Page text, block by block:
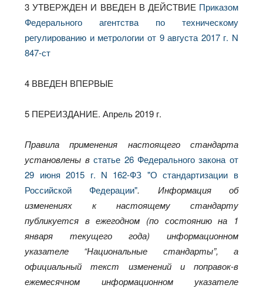
3 УТВЕРЖДЕН И ВВЕДЕН В ДЕЙСТВИЕ Приказом
Федерального агентства по техническому
регулированию и метрологии от 9 августа 2017 г. N
847-ст
4 ВВЕДЕН ВПЕРВЫЕ
5 ПЕРЕИЗДАНИЕ. Апрель 2019 г.
Правила применения настоящего стандарта
установлены в статье 26 Федерального закона от
29 июня 2015 г. N 162-ФЗ "О стандартизации в
Российской Федерации". Информация об
изменениях к настоящему стандарту
публикуется в ежегодном (по состоянию на 1
января текущего года) информационном
указателе “Национальные стандарты”, а
официальный текст изменений и поправок-в
ежемесячном информационном указателе